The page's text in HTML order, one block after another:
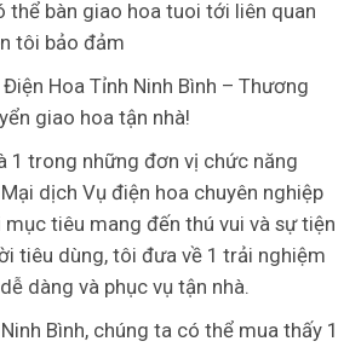
thể bàn giao hoa tuoi tới liên quan
tôi bảo đảm
Hoa Tỉnh Ninh Bình – Thương
giao hoa tận nhà!
1 trong những đơn vị chức năng
dịch Vụ điện hoa chuyên nghiệp
mục tiêu mang đến thú vui và sự tiện
tiêu dùng, tôi đưa về 1 trải nghiệm
dàng và phục vụ tận nhà.
Bình, chúng ta có thể mua thấy 1